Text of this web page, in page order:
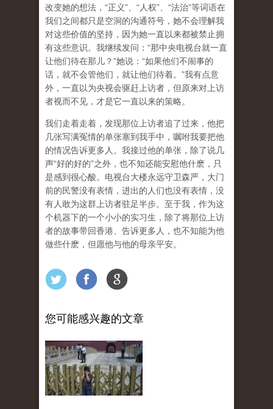
改变她的想法，“正义”、“人权”、“法治”等词语在
我们之间都只是空洞的沟通符号，她不会理解我
对这些价值的坚持，因为她一直以来都被禁止拥
有这些意识。我继续发问：“那中央电视台就一直
让他们待在那儿？”她说：“如果他们不闹事的
话，就不会管他们，就让他们待着。”我有点意
外，一直以为央视会驱赶上访者，但原来对上访
者视而不见，才是它一直以来的策略。
我们走着走着，发现那位上访者追了过来，他把
几张写满冤情的单张塞到我手中，嘱咐我要把他
的情况告诉更多人。我接过他的单张，除了说几
声“好的好的”之外，也不知还能安慰他什麽，只
是感到很心酸。电视台大楼永远守卫森严，大门
前的民警没有表情，进出的人们也没有表情，没
有人敢为这群上访者驻足半步。至于我，作为这
个机器下的一个小小的实习生，除了将那位上访
者的故事带回香港、告诉更多人，也不知能为他
做些什麽，但愿他与他的母亲平安。
您可能感兴趣的文章